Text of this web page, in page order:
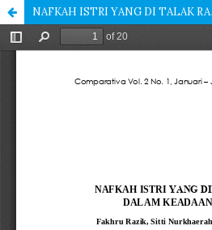
NAFKAH ISTRI YANG DI TALAK